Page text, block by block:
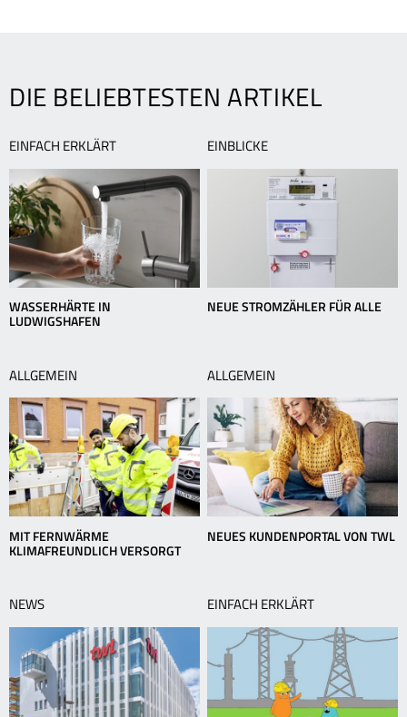
der
Tiefe
DIE BELIEBTESTEN ARTIKEL
EINFACH ERKLÄRT
WASSERHÄRTE IN
LUDWIGSHAFEN
EINBLICKE
NEUE STROMZÄHLER FÜR ALLE
ALLGEMEIN
MIT FERNWÄRME
KLIMAFREUNDLICH VERSORGT
ALLGEMEIN
NEUES KUNDENPORTAL VON TWL
NEWS EINFACH ERKLÄRT